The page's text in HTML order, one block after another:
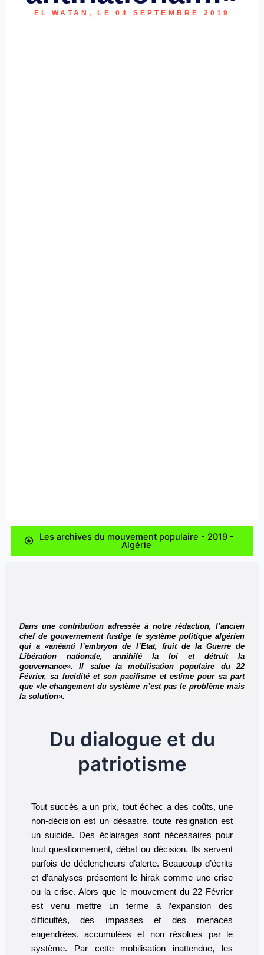
EL WATAN, LE 04 SEPTEMBRE 2019
Les archives du mouvement populaire - 2019 -
Algérie
Dans une contribution adressée à notre rédaction, l’ancien
chef de gouvernement fustige le système politique algérien
qui a «anéanti l’embryon de l’Etat, fruit de la Guerre de
Libération nationale, annihilé la loi et détruit la
gouvernance». Il salue la mobilisation populaire du 22
Février, sa lucidité et son pacifisme et estime pour sa part
que «le changement du système n’est pas le problème mais
la solution».
Du dialogue et du
patriotisme
Tout succès a un prix, tout échec a des coûts, une
non-décision est un désastre, toute résignation est
un suicide. Des éclairages sont nécessaires pour
tout questionnement, débat ou décision. Ils servent
parfois de déclencheurs d’alerte. Beaucoup d’écrits
et d’analyses présentent le hirak comme une crise
ou la crise. Alors que le mouvement du 22 Février
est venu mettre un terme à l’expansion des
difficultés, des impasses et des menaces
engendrées, accumulées et non résolues par le
système. Par cette mobilisation inattendue, les